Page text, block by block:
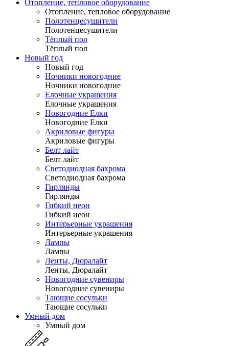
Отопление, тепловое оборудование
Отопление, тепловое оборудование
Полотенцесушители
Полотенцесушители
Тёплый пол
Тёплый пол
Новый год
Новый год
Ночники новогодние
Ночники новогодние
Елочные украшения
Елочные украшения
Новогодние Елки
Новогодние Елки
Акриловые фигуры
Акриловые фигуры
Белт лайт
Белт лайт
Светодиодная бахрома
Светодиодная бахрома
Гирлянды
Гирлянды
Гибкий неон
Гибкий неон
Интерьерные украшения
Интерьерные украшения
Лампы
Лампы
Ленты, Дюралайт
Ленты, Дюралайт
Новогодние сувениры
Новогодние сувениры
Тающие сосульки
Тающие сосульки
Умный дом
Умный дом